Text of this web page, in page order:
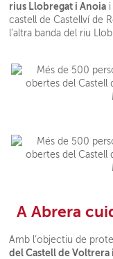
rius Llobregat i Anoia
castell de Castellví de
l’altra banda del riu
A Abrera
Amb l’objectiu de
del Castell de Voltrera